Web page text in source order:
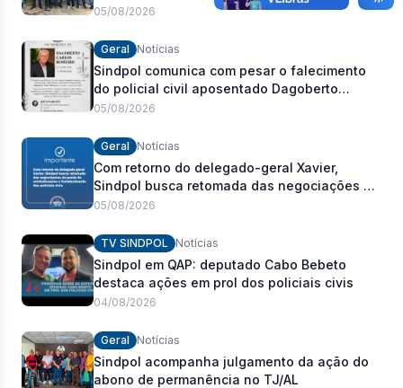
05/08/2026
Geral Notícias
Sindpol comunica com pesar o falecimento
do policial civil aposentado Dagoberto
Carlos Romeiro
05/08/2026
Geral Notícias
Com retorno do delegado-geral Xavier,
Sindpol busca retomada das negociações da
pauta de reivindicações e fortalecimento dos
05/08/2026
TV SINDPOL Notícias
Sindpol em QAP: deputado Cabo Bebeto
destaca ações em prol dos policiais civis
04/08/2026
Geral Notícias
Sindpol acompanha julgamento da ação do
abono de permanência no TJ/AL